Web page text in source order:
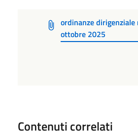
ordinanze dirigenziale
ottobre 2025
Contenuti correlati